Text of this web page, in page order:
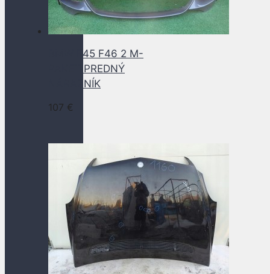
BMW F45 F46 2 M-
PAKET PREDNÝ
NÁRAZNÍK
107 €